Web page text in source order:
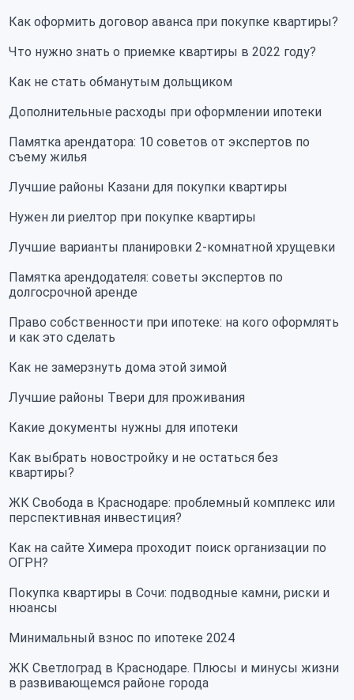
Как оформить договор аванса при покупке квартиры?
Что нужно знать о приемке квартиры в 2022 году?
Как не стать обманутым дольщиком
Дополнительные расходы при оформлении ипотеки
Памятка арендатора: 10 советов от экспертов по
съему жилья
Лучшие районы Казани для покупки квартиры
Нужен ли риелтор при покупке квартиры
Лучшие варианты планировки 2-комнатной хрущевки
Памятка арендодателя: советы экспертов по
долгосрочной аренде
Право собственности при ипотеке: на кого оформлять
и как это сделать
Как не замерзнуть дома этой зимой
Лучшие районы Твери для проживания
Какие документы нужны для ипотеки
Как выбрать новостройку и не остаться без
квартиры?
ЖК Свобода в Краснодаре: проблемный комплекс или
перспективная инвестиция?
Как на сайте Химера проходит поиск организации по
ОГРН?
Покупка квартиры в Сочи: подводные камни, риски и
нюансы
Минимальный взнос по ипотеке 2024
ЖК Светлоград в Краснодаре. Плюсы и минусы жизни
в развивающемся районе города